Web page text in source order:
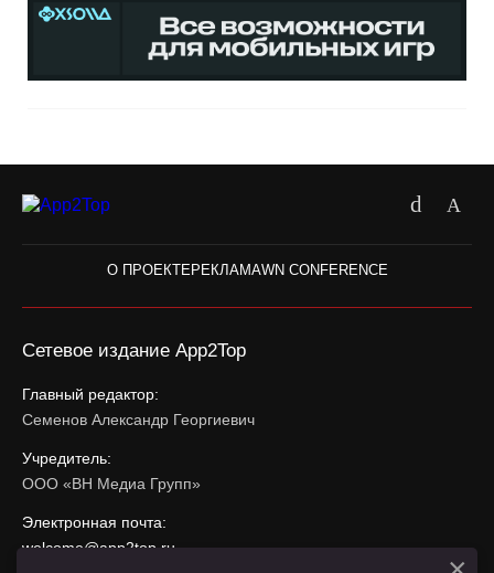
О ПРОЕКТЕРЕКЛАМАWN CONFERENCE
Сетевое издание App2Top
Главный редактор:
Семенов Александр Георгиевич
Учредитель:
ООО «ВН Медиа Групп»
Электронная почта:
welcome@app2top.ru